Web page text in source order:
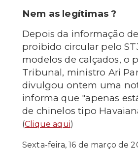
Nem as legítimas ?
Depois da informação
proibido circular pelo
modelos de calçados, o
Tribunal, ministro Ari
divulgou ontem uma
informa que "apenas
de chinelos tipo
(Clique aqui)
Sexta-feira, 16 de março de